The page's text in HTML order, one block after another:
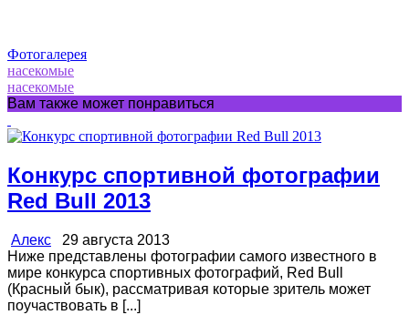
Фотогалерея
насекомые
насекомые
Вам также может понравиться
Конкурс спортивной фотографии
Red Bull 2013
Алекс 29 августа 2013
Ниже представлены фотографии самого известного в
мире конкурса спортивных фотографий, Red Bull
(Красный бык), рассматривая которые зритель может
поучаствовать в [...]